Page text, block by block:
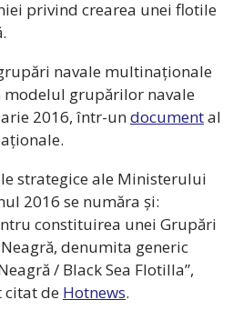
privind crearea unei flotile
navale multinaționale
modelul grupărilor navale
2016, într-undocumental
strategice ale Ministerului
2016 se număra și:
constituirea unei Grupări
denumita generic
/ Black Sea Flotilla”,
de Hotnews.